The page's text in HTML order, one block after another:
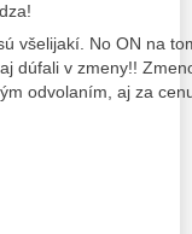
všelijakí. No ON na
dúfali v zmeny!!
odvolaním, aj za